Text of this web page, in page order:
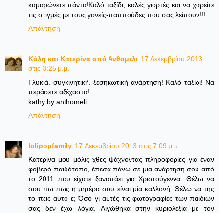
καμαρώνετε πάντα!Καλό ταξίδι, καλές γιορτές και να χαρείτε
τις στιγμές με τους γονείς-παππούδες που σας λείπουν!!!
Απάντηση
Κάλη και Κατερίνα από Ανθομέλι 17 Δεκεμβρίου 2013
στις 3:25 μ.μ.
Γλυκιά, συγκινητική, ξεσηκωτική ανάρτηση! Καλό ταξίδι! Να
περάσετε αξέχαστα!
kathy by anthomeli
Απάντηση
lolipopfamily 17 Δεκεμβρίου 2013 στις 7:09 μ.μ.
Κατερίνα μου μόλις χθες ψάχνοντας πληροφορίες για έναν
φοβερό παιδότοπο, έπεσα πάνω σε μια ανάρτηση σου από
το 2011 που είχατε ξαναπάει για Χριστούγεννα. Θέλω να
σου πω πως η μητέρα σου είναι μία καλλονή. Θέλω να της
το πεις αυτό ε; Όσο γι αυτές τις φωτογραφίες των παιδιών
σας δεν έχω λόγια. Λιγώθηκα στην κυριολεξία με τον